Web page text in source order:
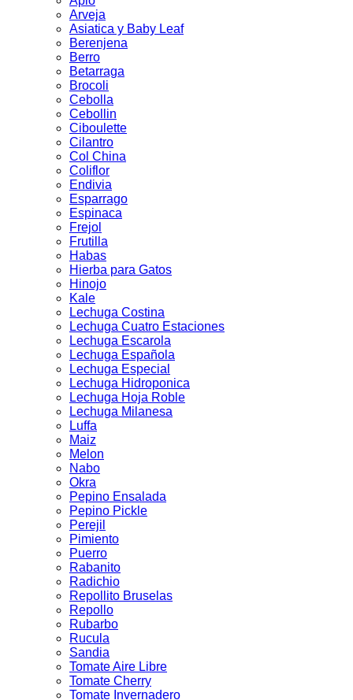
Arveja
Asiatica y Baby Leaf
Berenjena
Berro
Betarraga
Brocoli
Cebolla
Cebollin
Ciboulette
Cilantro
Col China
Coliflor
Endivia
Esparrago
Espinaca
Frejol
Frutilla
Habas
Hierba para Gatos
Hinojo
Kale
Lechuga Costina
Lechuga Cuatro Estaciones
Lechuga Escarola
Lechuga Española
Lechuga Especial
Lechuga Hidroponica
Lechuga Hoja Roble
Lechuga Milanesa
Luffa
Maiz
Melon
Nabo
Okra
Pepino Ensalada
Pepino Pickle
Perejil
Pimiento
Puerro
Rabanito
Radichio
Repollito Bruselas
Repollo
Rubarbo
Rucula
Sandia
Tomate Aire Libre
Tomate Cherry
Tomate Invernadero